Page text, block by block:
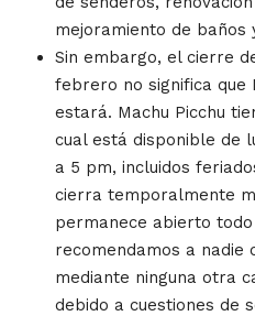
mejoramiento de baños
Sin embargo, el cierre
febrero no significa que
estará. Machu Picchu
cual está disponible de
a 5 pm, incluidos
cierra temporalmente
permanece abierto
recomendamos a nadie
mediante ninguna otra
debido a cuestiones de